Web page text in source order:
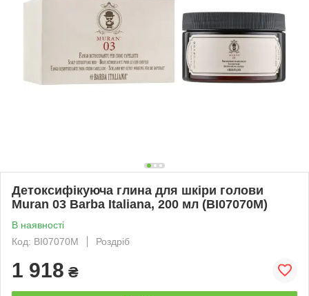
Детоксифікуюча глина для шкіри голови
Muran 03 Barba Italiana, 200 мл (BI07070M)
В наявності
Код: BI07070M
Роздріб
1 918 ₴